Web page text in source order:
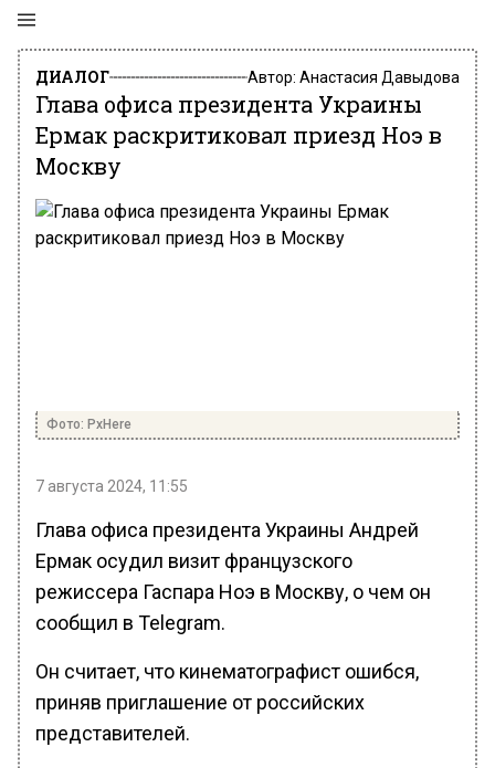
ДИАЛОГ Автор: Анастасия Давыдова
Глава офиса президента Украины
Ермак раскритиковал приезд Ноэ в
Москву
Фото: PxHere
7 августа 2024, 11:55
Глава офиса президента Украины Андрей
Ермак осудил визит французского
режиссера Гаспара Ноэ в Москву, о чем он
сообщил в Telegram.
Он считает, что кинематографист ошибся,
приняв приглашение от российских
представителей.